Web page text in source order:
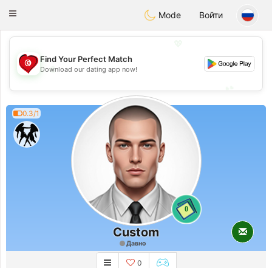
Tunisia Dating
Toggle
Mode Войти
💖
💕
Find Your Perfect Match
Download our dating app now!
0.3/1
0
Custom
Давно
0